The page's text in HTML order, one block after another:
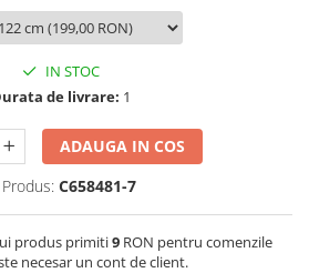
IN STOC
de livrare: 1
ADAUGA IN COS
C658481-7
produs primiti9RON pentru comenzile
necesar un cont de client.